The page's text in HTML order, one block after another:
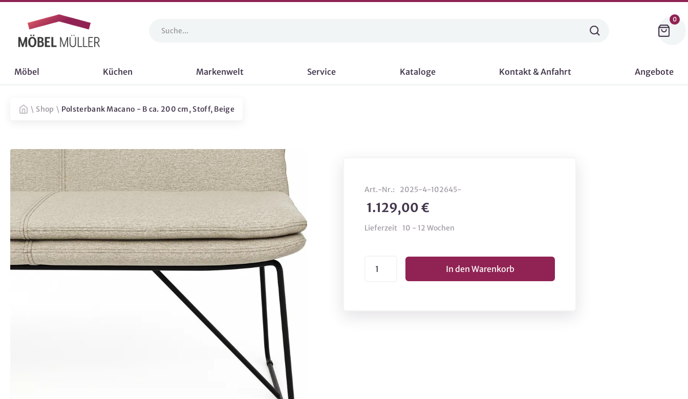
0
Möbel Küchen Markenwelt Service Kataloge Kontakt & Anfahrt Angebote
\ Shop \ Polsterbank Macano - B ca. 200 cm, Stoff, Beige
Art.-Nr.: 2025-4-102645-
1.129,00 €
Lieferzeit 10 - 12 Wochen